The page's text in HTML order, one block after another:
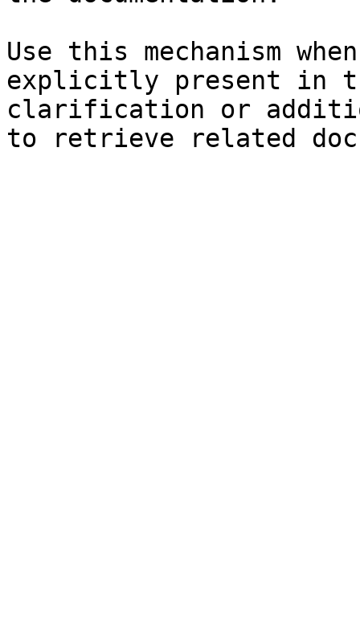
Use this mechanism
explicitly present in
clarification or